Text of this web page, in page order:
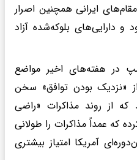
ایرانی همچنین اصرار
و دارایی‌های بلوکه‌شده آزاد
در هفته‌های اخیر مواضع
«نزدیک بودن توافق» سخن
از روند مذاکرات «راضی
که عمداً مذاکرات را طولانی
آمریکا امتیاز بیشتری